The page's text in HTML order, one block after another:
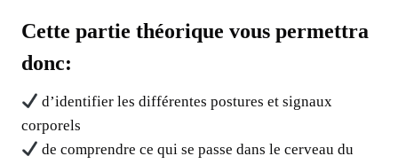
Cette partie théorique vous permettra
donc:
d’identifier les différentes postures et signaux
corporels
de comprendre ce qui se passe dans le cerveau du